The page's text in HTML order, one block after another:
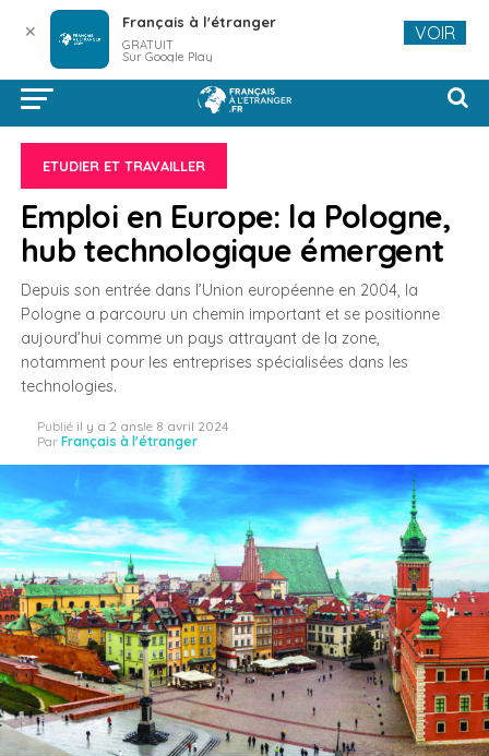
ETUDIER ET TRAVAILLER
Emploi en Europe: la Pologne,
hub technologique émergent
Depuis son entrée dans l’Union européenne en 2004, la
Pologne a parcouru un chemin important et se positionne
aujourd’hui comme un pays attrayant de la zone,
notamment pour les entreprises spécialisées dans les
technologies.
Publié il y a 2 ansle 8 avril 2024
Par Français à l'étranger
✕ Français à l'étranger
GRATUIT
Sur Google Play
VOIR